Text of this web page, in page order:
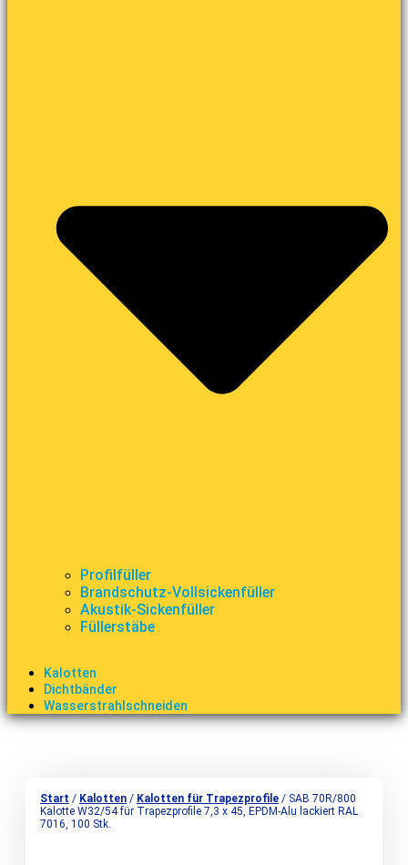
Profilfüller
Brandschutz-Vollsickenfüller
Akustik-Sickenfüller
Füllerstäbe
Kalotten
Dichtbänder
Wasserstrahlschneiden
Start / Kalotten / Kalotten für Trapezprofile / SAB 70R/800
Kalotte W32/54 für Trapezprofile 7,3 x 45, EPDM-Alu lackiert RAL
7016, 100 Stk.